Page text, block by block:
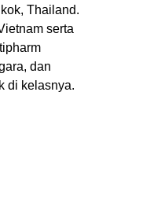
Thailand.
serta
dan
di kelasnya.